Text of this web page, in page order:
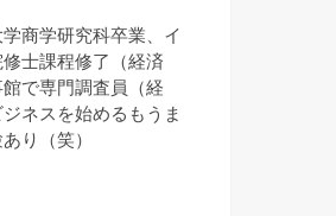
商学研究科卒業、イ
士課程修了（経済
で専門調査員（経
ネスを始めるもうま
り（笑）